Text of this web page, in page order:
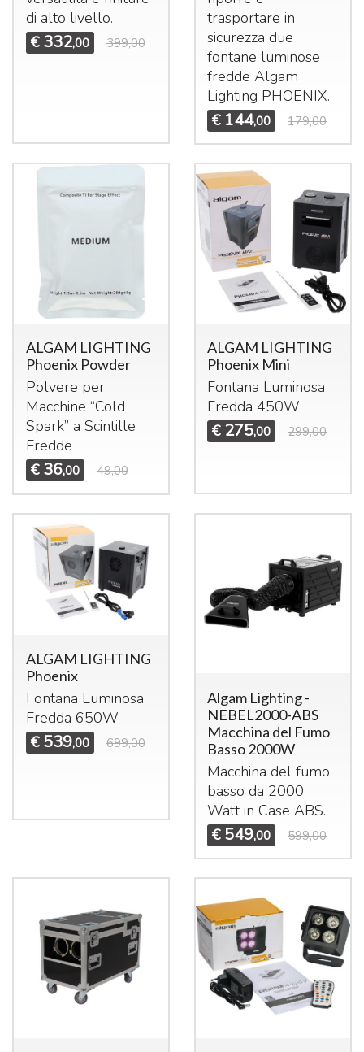
di alto livello.
€ 332,00 399,00
trasportare in
sicurezza due
fontane luminose
fredde Algam
Lighting PHOENIX.
€ 144,00 179,00
ALGAM LIGHTING
Phoenix Powder
Polvere per
Macchine “Cold
Spark” a Scintille
Fredde
€ 36,00 49,00
ALGAM LIGHTING
Phoenix Mini
Fontana Luminosa
Fredda 450W
€ 275,00 299,00
ALGAM LIGHTING
Phoenix
Fontana Luminosa
Fredda 650W
€ 539,00 699,00
Algam Lighting -
NEBEL2000-ABS
Macchina del Fumo
Basso 2000W
Macchina del fumo
basso da 2000
Watt in CaseABS.
€ 549,00 599,00